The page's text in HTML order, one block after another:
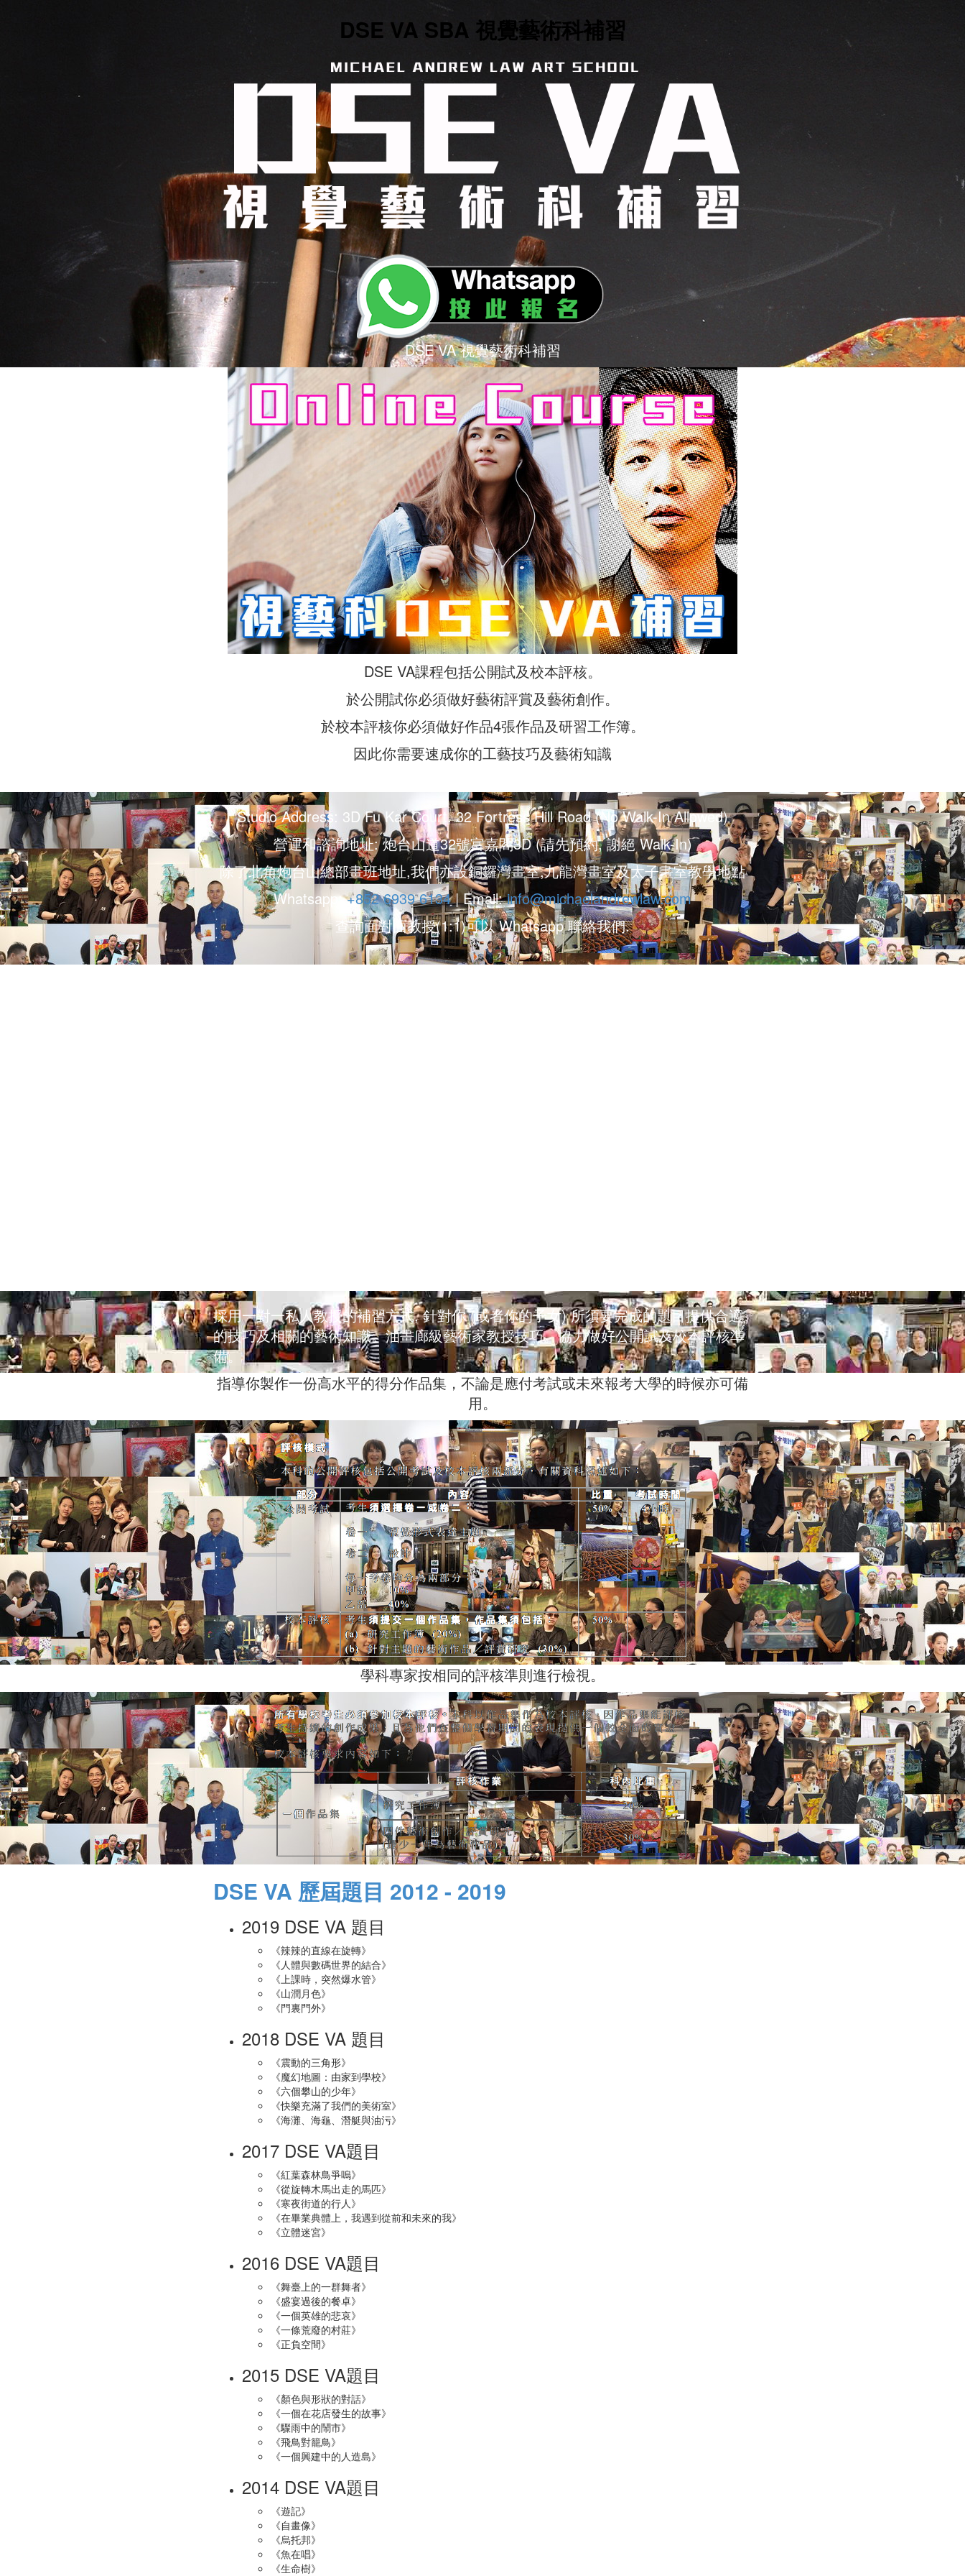
DSE VA SBA 視覺藝術科補習
DSE VA 視覺藝術科補習
DSE VA課程包括公開試及校本評核。
於公開試你必須做好藝術評賞及藝術創作。
於校本評核你必須做好作品4張作品及研習工作簿。
因此你需要速成你的工藝技巧及藝術知識
Studio Address: 3D Fu Kar Court, 32 Fortress Hill Road (No Walk-In Allowed)
營運和諮詢地址: 炮台山道32號富嘉閣3D (請先預約, 謝絕 Walk-In)
除了北角炮台山總部畫班地址,我們亦設銅鑼灣畫室,九龍灣畫室及太子畫室教學地點
Whatsapp:+852 6939 6134| Email:info@michaelandrewlaw.com
查詢面對面教授(1:1)可以 Whatsapp 聯絡我們.
採用一對一私人教授的補習方式, 針對你 (或者你的子女) 所須要完成的題目提供合適
的技巧及相關的藝術知識。油畫廊級藝術家教授技巧。協力做好公開試及校本評核準
備。
指導你製作一份高水平的得分作品集，不論是應付考試或未來報考大學的時候亦可備
用。
學科專家按相同的評核準則進行檢視。
DSE VA 歷屆題目 2012 - 2019
2019 DSE VA 題目
《辣辣的直線在旋轉》
《人體與數碼世界的結合》
《上課時，突然爆水管》
《山潤月色》
《門裏門外》
2018 DSE VA 題目
《震動的三角形》
《魔幻地圖：由家到學校》
《六個攀山的少年》
《快樂充滿了我們的美術室》
《海灘、海龜、潛艇與油污》
2017 DSE VA題目
《紅葉森林鳥爭嗚》
《從旋轉木馬出走的馬匹》
《寒夜街道的行人》
《在畢業典體上，我遇到從前和未來的我》
《立體迷宮》
2016 DSE VA題目
《舞臺上的一群舞者》
《盛宴過後的餐卓》
《一個英雄的悲哀》
《一條荒廢的村莊》
《正負空間》
2015 DSE VA題目
《顏色與形狀的對話》
《一個在花店發生的故事》
《驟雨中的鬧市》
《飛鳥對籠鳥》
《一個興建中的人造島》
2014 DSE VA題目
《遊記》
《自畫像》
《烏托邦》
《魚在唱》
《生命樹》